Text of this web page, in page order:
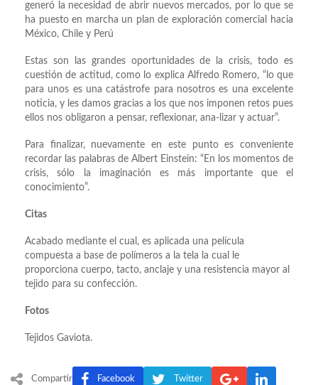
generó la necesidad de abrir nuevos mercados, por lo que se
ha puesto en marcha un plan de exploración comercial hacia
México, Chile y Perú
Estas son las grandes oportunidades de la crisis, todo es
cuestión de actitud, como lo explica Alfredo Romero, “lo que
para unos es una catástrofe para nosotros es una excelente
noticia, y les damos gracias a los que nos imponen retos pues
ellos nos obligaron a pensar, reflexionar, ana-lizar y actuar”.
Para finalizar, nuevamente en este punto es conveniente
recordar las palabras de Albert Einstein: “En los momentos de
crisis, sólo la imaginación es más importante que el
conocimiento”.
Citas
Acabado mediante el cual, es aplicada una película
compuesta a base de polímeros a la tela la cual le
proporciona cuerpo, tacto, anclaje y una resistencia mayor al
tejido para su confección.
Fotos
Tejidos Gaviota.
Compartir Facebook Twitter